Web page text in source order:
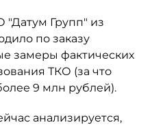
Групп" из
по заказу
замеры фактических
ТКО (за что
9 млн рублей).
анализируется,